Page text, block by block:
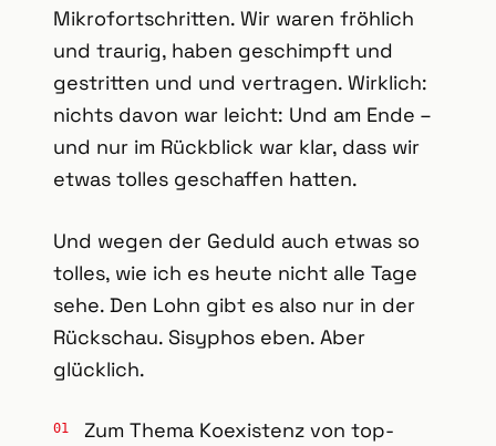
Mikrofortschritten. Wir waren fröhlich
und traurig, haben geschimpft und
gestritten und und vertragen. Wirklich:
nichts davon war leicht: Und am Ende –
und nur im Rückblick war klar, dass wir
etwas tolles geschaffen hatten.
Und wegen der Geduld auch etwas so
tolles, wie ich es heute nicht alle Tage
sehe. Den Lohn gibt es also nur in der
Rückschau. Sisyphos eben. Aber
glücklich.
Zum Thema Koexistenz von top-